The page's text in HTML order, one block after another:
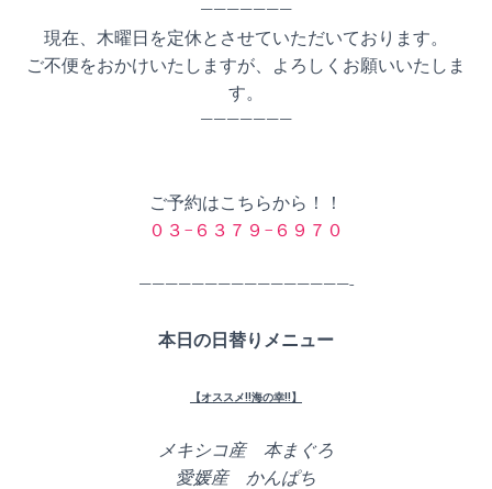
———————
現在、木曜日を定休とさせていただいております。
ご不便をおかけいたしますが、よろしくお願いいたしま
す。
———————
ご予約はこちらから！！
０３−６３７９−６９７０
————————————————-
本日の日替りメニュー
【オススメ!!海の幸!!】
メキシコ産 本まぐろ
愛媛産 かんぱち